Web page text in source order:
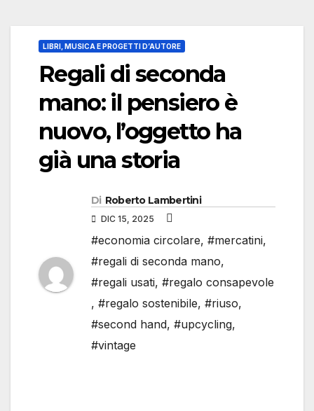
LIBRI, MUSICA E PROGETTI D’AUTORE
Regali di seconda
mano: il pensiero è
nuovo, l’oggetto ha
già una storia
Di Roberto Lambertini
DIC 15, 2025
#economia circolare, #mercatini,
#regali di seconda mano,
#regali usati, #regalo consapevole
, #regalo sostenibile, #riuso,
#second hand, #upcycling,
#vintage